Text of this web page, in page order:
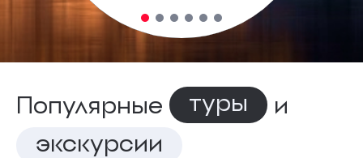
Популярные туры
и
экскурсии